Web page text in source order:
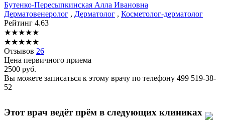
Бутенко-Пересыпкинская Алла Ивановна
Дерматовенеролог , Дерматолог , Косметолог-дерматолог
Рейтинг 4.63
★★★★★
★★★★★
Отзывов 26
Цена первичного приема
2500 руб.
Вы можете записаться к этому врачу по телефону 499 519-38-
52
Этот врач ведёт прём в следующих клиниках